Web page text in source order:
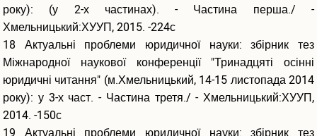
року): (у 2-х частинах). - Частина перша./ -
Хмельницький:ХУУП, 2015. -224с
18 Актуальні проблеми юридичної науки: збірник тез
Міжнародної наукової конференції "Тринадцяті осінні
юридичні читання" (м.Хмельницький, 14-15 листопада 2014
року): у 3-х част. - Частина третя./ - Хмельницький:ХУУП,
2014. -150с